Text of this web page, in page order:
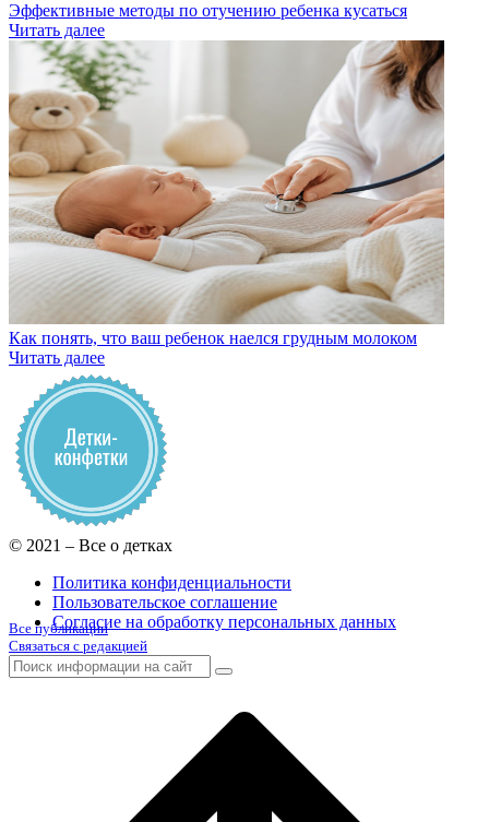
Эффективные методы по отучению ребенка кусаться
Читать далее
Как понять, что ваш ребенок наелся грудным молоком
Читать далее
© 2021 – Все о детках
Политика конфиденциальности
Пользовательское соглашение
Согласие на обработку персональных данных
Все публикации
Связаться с редакцией